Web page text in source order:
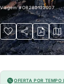
Viagem#OR280122007
OFERTA POR TEMPO